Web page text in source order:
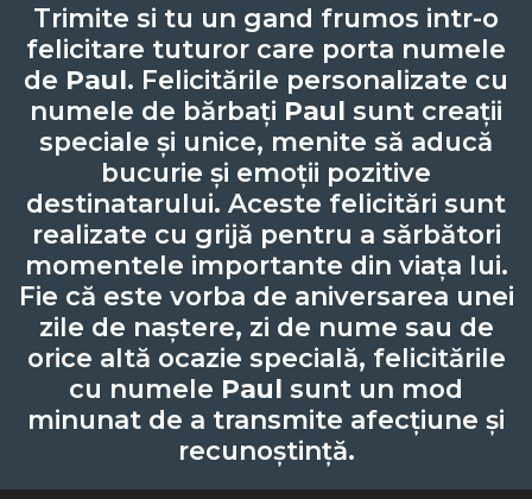
Trimite si tu un gand frumos intr-o
felicitare tuturor care porta numele
de Paul. Felicitările personalizate cu
numele de bărbați Paul sunt creații
speciale și unice, menite să aducă
bucurie și emoții pozitive
destinatarului. Aceste felicitări sunt
realizate cu grijă pentru a sărbători
momentele importante din viața lui.
Fie că este vorba de aniversarea unei
zile de naștere, zi de nume sau de
orice altă ocazie specială, felicitările
cu numele Paul sunt un mod
minunat de a transmite afecțiune și
recunoștință.